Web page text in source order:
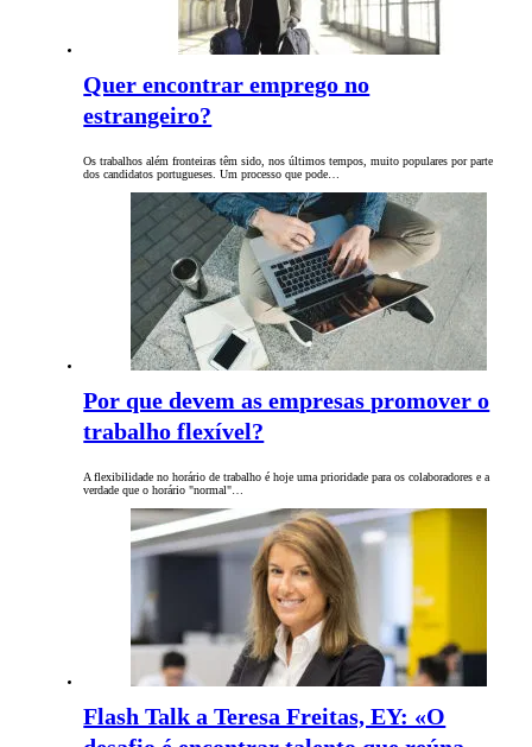
Quer encontrar emprego no
estrangeiro?
Os trabalhos além fronteiras têm sido, nos últimos tempos, muito populares por parte
dos candidatos portugueses. Um processo que pode…
Por que devem as empresas promover o
trabalho flexível?
A flexibilidade no horário de trabalho é hoje uma prioridade para os colaboradores e a
verdade que o horário "normal"…
Flash Talk a Teresa Freitas, EY: «O